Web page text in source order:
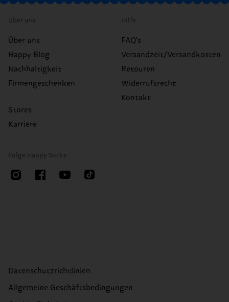
Über uns
Über uns
Happy Blog
Nachhaltigkeit
Firmengeschenken
Stores
Karriere
Hilfe
FAQ's
Versandzeit/Versandkosten
Retouren
Widerrufsrecht
Kontakt
Folge Happy Socks
Datenschutzrichtlinien
Allgemeine Geschäftsbedingungen